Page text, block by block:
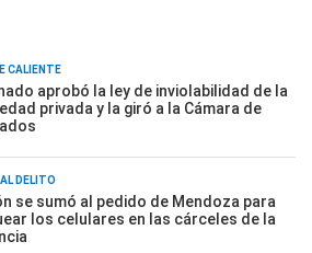
CALIENTE
aprobó la ley de inviolabilidad de la
privada y la giró a la Cámara de
AL DELITO
se sumó al pedido de Mendoza para
los celulares en las cárceles de la